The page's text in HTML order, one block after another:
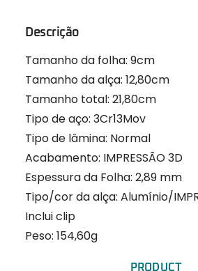
Descrição
Tamanho da folha: 9cm
Tamanho da alça: 12,80cm
Tamanho total: 21,80cm
Tipo de aço: 3Cr13Mov
Tipo de lâmina: Normal
Acabamento: IMPRESSÃO 3D
Espessura da Folha: 2,89 mm
Tipo/cor da alça: Alumínio/
Inclui clip
Peso: 154,60g
PRODUCT